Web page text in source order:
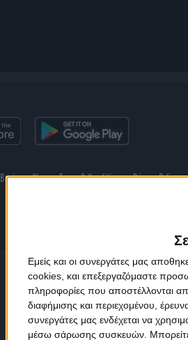
Εμείς και οι συνεργάτες μας
cookies, και επεξεργαζόμαστε
πληροφορίες που αποστέλλονται
διαφήμισης και περιεχομένου,
συνεργάτες μας ενδέχεται να
μέσω σάρωσης συσκευών. Μπορείτε
Business Class Terms & Conditions Privacy Policy